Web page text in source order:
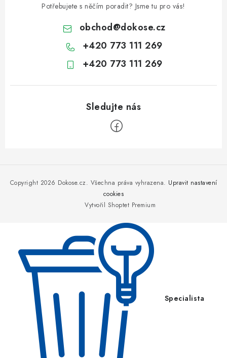
Potřebujete s něčím poradit? Jsme tu pro vás!
obchod@dokose.cz
+420 773 111 269
+420 773 111 269
Vytvořil Shoptet Premium
Copyright 2026 Dokose.cz. Všechna práva vyhrazena. Upravit nastavení
cookies
Specialista